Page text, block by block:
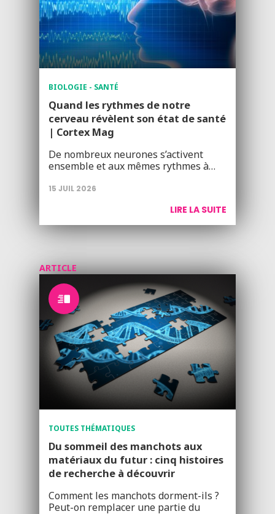
BIOLOGIE - SANTÉ
Quand les rythmes de notre
cerveau révèlent son état de santé
| Cortex Mag
De nombreux neurones s’activent
ensemble et aux mêmes rythmes à…
15 JUIL 2026
LIRE LA SUITE
ARTICLE
TOUTES THÉMATIQUES
Du sommeil des manchots aux
matériaux du futur : cinq histoires
de recherche à découvrir
Comment les manchots dorment-ils ?
Peut-on remplacer une partie du